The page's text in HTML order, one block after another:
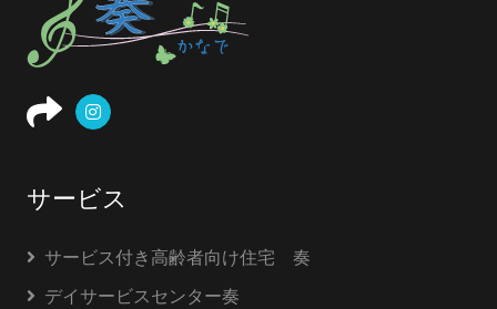
サービス
サービス付き高齢者向け住宅 奏
デイサービスセンター奏